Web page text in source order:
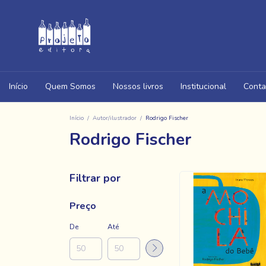
Início Quem Somos Nossos livros Institucional
Início / Autor/ilustrador / Rodrigo Fischer
Rodrigo Fischer
Filtrar por
Preço
De Até